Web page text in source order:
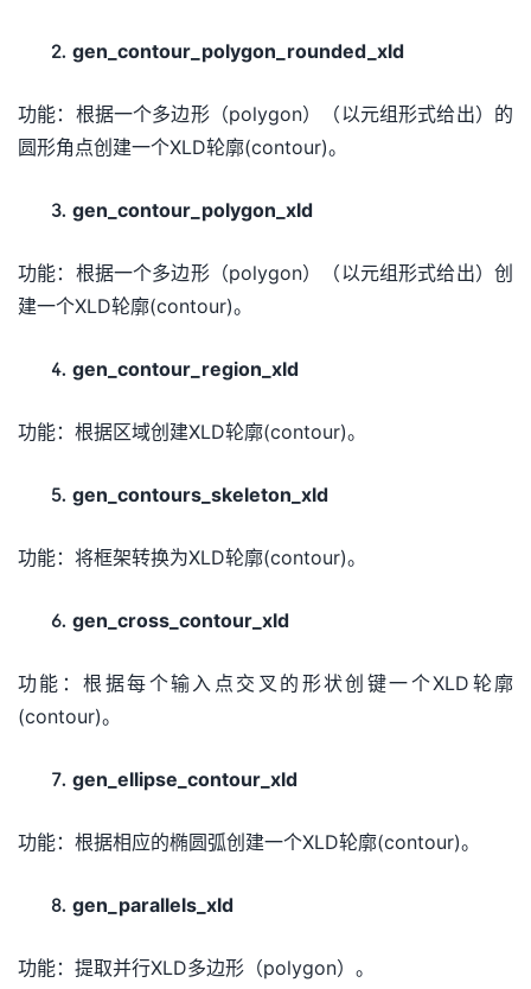
gen_contour_polygon_rounded_xld
功能：根据一个多边形（polygon）（以元组形式给出）的
圆形角点创建一个XLD轮廓(contour)。
gen_contour_polygon_xld
功能：根据一个多边形（polygon）（以元组形式给出）创
建一个XLD轮廓(contour)。
gen_contour_region_xld
功能：根据区域创建XLD轮廓(contour)。
gen_contours_skeleton_xld
功能：将框架转换为XLD轮廓(contour)。
gen_cross_contour_xld
功能：根据每个输入点交叉的形状创键一个XLD轮廓
(contour)。
gen_ellipse_contour_xld
功能：根据相应的椭圆弧创建一个XLD轮廓(contour)。
gen_parallels_xld
功能：提取并行XLD多边形（polygon）。